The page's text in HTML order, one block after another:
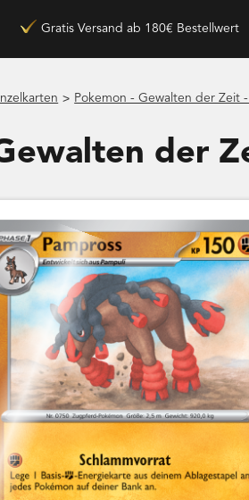
Gratis Versand ab 180€ Bestellwert
> Pokemon - Gewalten der Zeit
der